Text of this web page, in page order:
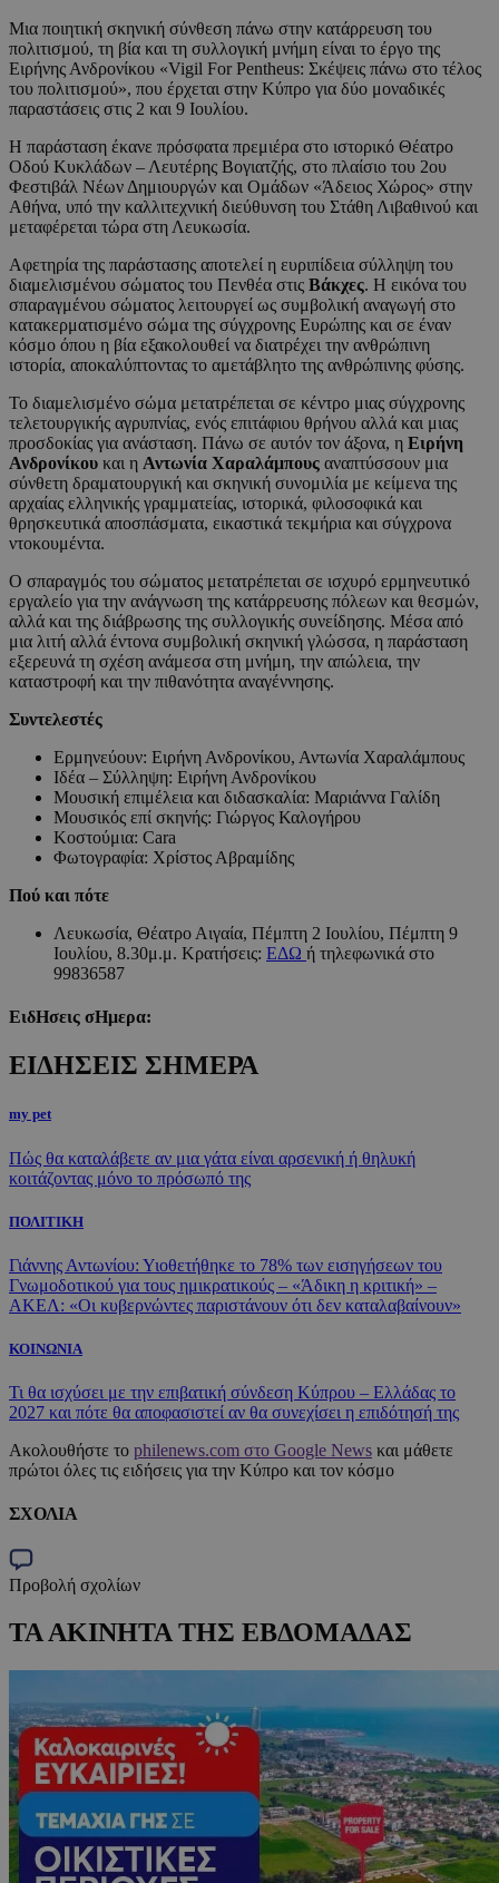
Μια ποιητική σκηνική σύνθεση πάνω στην κατάρρευση του
πολιτισμού, τη βία και τη συλλογική μνήμη είναι το έργο της
Ειρήνης Ανδρονίκου «Vigil For Pentheus: Σκέψεις πάνω στο τέλος
του πολιτισμού», που έρχεται στην Κύπρο για δύο μοναδικές
παραστάσεις στις 2 και 9 Ιουλίου.
Η παράσταση έκανε πρόσφατα πρεμιέρα στο ιστορικό Θέατρο
Οδού Κυκλάδων – Λευτέρης Βογιατζής, στο πλαίσιο του 2ου
Φεστιβάλ Νέων Δημιουργών και Ομάδων «Άδειος Χώρος» στην
Αθήνα, υπό την καλλιτεχνική διεύθυνση του Στάθη Λιβαθινού και
μεταφέρεται τώρα στη Λευκωσία.
Αφετηρία της παράστασης αποτελεί η ευριπίδεια σύλληψη του
διαμελισμένου σώματος του Πενθέα στις Βάκχες. Η εικόνα του
σπαραγμένου σώματος λειτουργεί ως συμβολική αναγωγή στο
κατακερματισμένο σώμα της σύγχρονης Ευρώπης και σε έναν
κόσμο όπου η βία εξακολουθεί να διατρέχει την ανθρώπινη
ιστορία, αποκαλύπτοντας το αμετάβλητο της ανθρώπινης φύσης.
Το διαμελισμένο σώμα μετατρέπεται σε κέντρο μιας σύγχρονης
τελετουργικής αγρυπνίας, ενός επιτάφιου θρήνου αλλά και μιας
προσδοκίας για ανάσταση. Πάνω σε αυτόν τον άξονα, η Ειρήνη
Ανδρονίκου και η Αντωνία Χαραλάμπους αναπτύσσουν μια
σύνθετη δραματουργική και σκηνική συνομιλία με κείμενα της
αρχαίας ελληνικής γραμματείας, ιστορικά, φιλοσοφικά και
θρησκευτικά αποσπάσματα, εικαστικά τεκμήρια και σύγχρονα
ντοκουμέντα.
Ο σπαραγμός του σώματος μετατρέπεται σε ισχυρό ερμηνευτικό
εργαλείο για την ανάγνωση της κατάρρευσης πόλεων και θεσμών,
αλλά και της διάβρωσης της συλλογικής συνείδησης. Μέσα από
μια λιτή αλλά έντονα συμβολική σκηνική γλώσσα, η παράσταση
εξερευνά τη σχέση ανάμεσα στη μνήμη, την απώλεια, την
καταστροφή και την πιθανότητα αναγέννησης.
Συντελεστές
Ερμηνεύουν: Ειρήνη Ανδρονίκου, Αντωνία Χαραλάμπους
Ιδέα – Σύλληψη: Ειρήνη Ανδρονίκου
Μουσική επιμέλεια και διδασκαλία: Μαριάννα Γαλίδη
Μουσικός επί σκηνής: Γιώργος Καλογήρου
Κοστούμια: Cara
Φωτογραφία: Χρίστος Αβραμίδης
Πού και πότε
Λευκωσία, Θέατρο Αιγαία, Πέμπτη 2 Ιουλίου, Πέμπτη 9
Ιουλίου, 8.30μ.μ. Κρατήσεις: ΕΔΩ ή τηλεφωνικά στο
99836587
ΕιδΗσεις σΗμερα:
ΕΙΔΗΣΕΙΣ ΣΗΜΕΡΑ
my pet
Πώς θα καταλάβετε αν μια γάτα είναι αρσενική ή θηλυκή
κοιτάζοντας μόνο το πρόσωπό της
ΠΟΛΙΤΙΚΗ
Γιάννης Αντωνίου: Υιοθετήθηκε το 78% των εισηγήσεων του
Γνωμοδοτικού για τους ημικρατικούς – «Άδικη η κριτική» –
ΑΚΕΛ: «Οι κυβερνώντες παριστάνουν ότι δεν καταλαβαίνουν»
ΚΟΙΝΩΝΙΑ
Τι θα ισχύσει με την επιβατική σύνδεση Κύπρου – Ελλάδας το
2027 και πότε θα αποφασιστεί αν θα συνεχίσει η επιδότησή της
Ακολουθήστε το philenews.com στο Google News και μάθετε
πρώτοι όλες τις ειδήσεις για την Κύπρο και τον κόσμο
ΣΧΟΛΙΑ
Προβολή σχολίων
ΤΑ ΑΚΙΝΗΤΑ ΤΗΣ ΕΒΔΟΜΑΔΑΣ